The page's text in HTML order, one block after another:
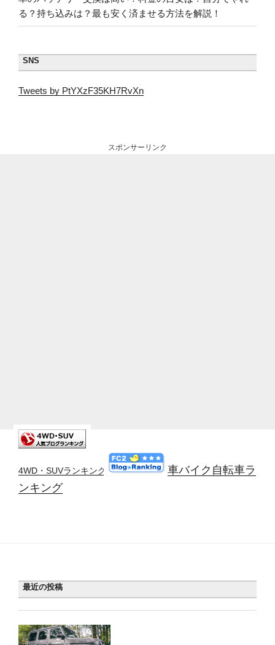
る？持ち込みは？最も安く済ませる方法を解説！
SNS
Tweets by PtYXzF35KH7RvXn
スポンサーリンク
4WD・SUVランキング
車バイク自転車ラ
ンキング
最近の投稿